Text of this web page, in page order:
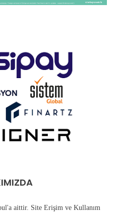
aittir. Site Erişim ve Kullanım